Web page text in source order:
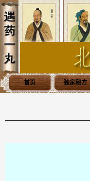
首页 独家秘方